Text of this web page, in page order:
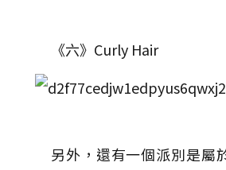
《六》Curly Hair
另外，還有一個派別是屬